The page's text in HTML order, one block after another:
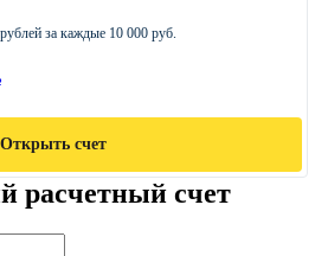
за каждые 10 000 руб.
Открыть счет
расчетный счет